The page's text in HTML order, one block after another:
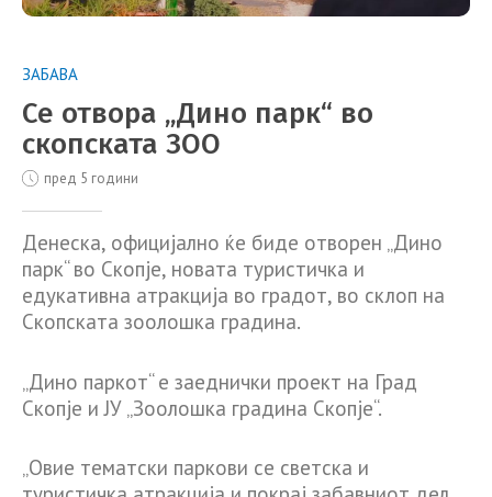
ЗАБАВА
Се отвора „Дино парк“ во
скопската ЗОО
пред 5 години
Денеска, официјално ќе биде отворен „Дино
парк“ во Скопје, новата туристичка и
едукативна атракција во градот, во склоп на
Скопската зоолошка градина.
„Дино паркот“ е заеднички проект на Град
Скопје и ЈУ „Зоолошка градина Скопје“.
„Овие тематски паркови се светска и